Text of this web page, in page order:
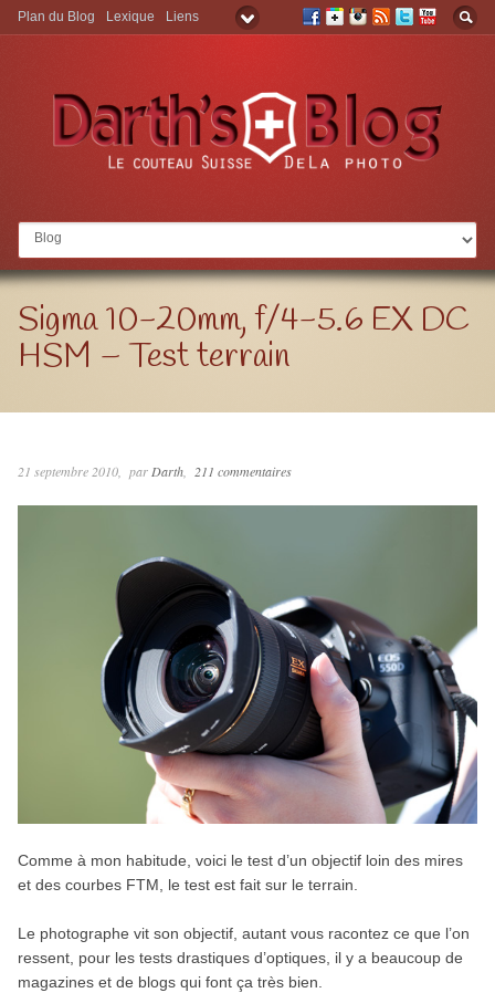
Aller à:
Plan du Blog Lexique Liens
Sigma 10-20mm, f/4-5.6 EX DC
HSM – Test terrain
21 septembre 2010 parDarth 211 commentaires
Comme à mon habitude, voici le test d’un objectif loin des mires
et des courbes FTM, le test est fait sur le terrain.
Le photographe vit son objectif, autant vous racontez ce que l’on
ressent, pour les tests drastiques d’optiques, il y a beaucoup de
magazines et de blogs qui font ça très bien.